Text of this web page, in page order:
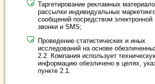
Таргетирование рекламных
рассылки индивидуальных
сообщений посредством электронной
звонки и SMS;
Проведение статистических и иных
исследований на основе
2.2. Компания использует
информацию обезличено в целях,
пункте 2.1.